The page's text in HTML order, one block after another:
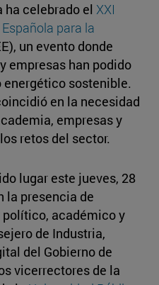
ha celebrado el XXI
para la
un evento donde
empresas han podido
sostenible.
en la necesidad
empresas y
retos del sector.
lugar este jueves, 28
la presencia de
académico y
de Industria,
del Gobierno de
vicerrectores de la